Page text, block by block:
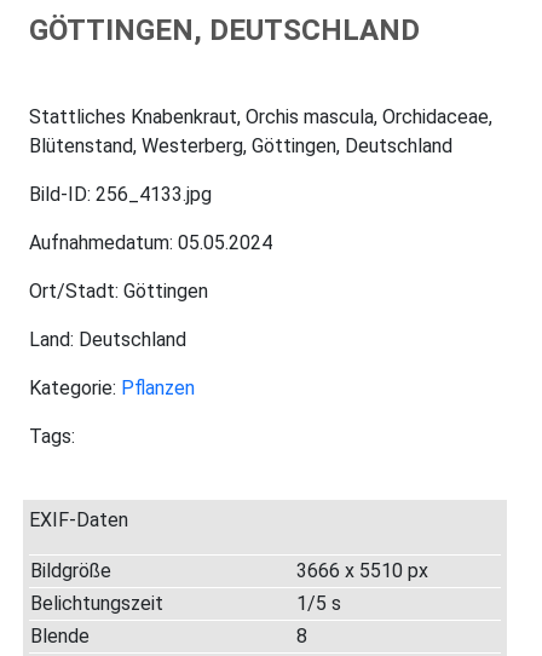
GÖTTINGEN, DEUTSCHLAND
Stattliches Knabenkraut, Orchis mascula, Orchidaceae,
Blütenstand, Westerberg, Göttingen, Deutschland
Bild-ID: 256_4133.jpg
Aufnahmedatum: 05.05.2024
Ort/Stadt: Göttingen
Land: Deutschland
Kategorie: Pflanzen
Tags:
EXIF-Daten
Bildgröße
3666 x 5510 px
Belichtungszeit
1/5 s
Blende
8